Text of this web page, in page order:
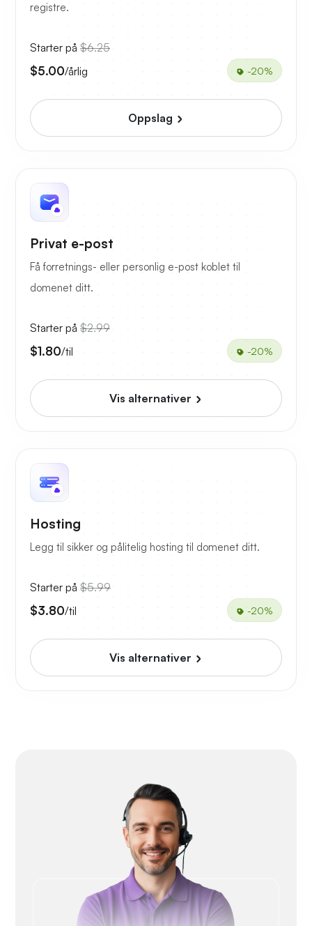
registre.
Starter på $6.25
$5.00/årlig -20%
Oppslag
Privat e-post
Få forretnings- eller personlig e-post koblet til
domenet ditt.
Starter på $2.99
$1.80/til -20%
Vis alternativer
Hosting
Legg til sikker og pålitelig hosting til domenet ditt.
Starter på $5.99
$3.80/til -20%
Vis alternativer